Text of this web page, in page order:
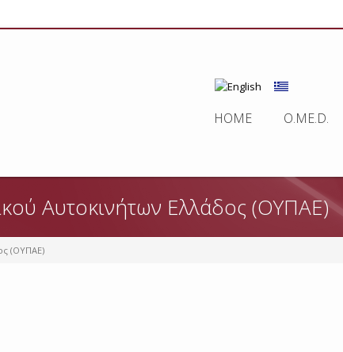
HOME O.ME.D.
Αυτοκινήτων Ελλάδος (ΟΥΠΑΕ)
(ΟΥΠΑΕ)